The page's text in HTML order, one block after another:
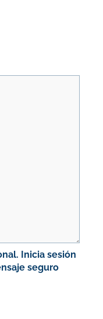
Inicia sesión
seguro